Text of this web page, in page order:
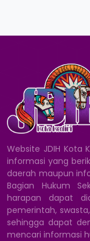
Website JDIH Kota
informasi yang
daerah maupun
Bagian Hukum
harapan dapat
pemerintah,
sehingga dapat
mencari informasi